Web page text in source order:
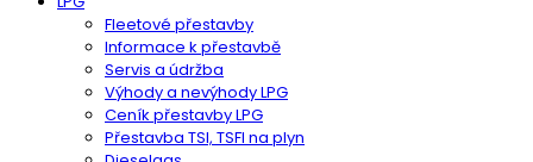
Fleetové přestavby
Informace k přestavbě
Servis a údržba
Výhody a nevýhody LPG
Ceník přestavby LPG
Přestavba TSI, TSFI na plyn